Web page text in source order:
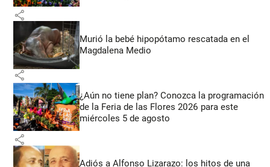
share
Murió la bebé hipopótamo rescatada en el
Magdalena Medio
share
¿Aún no tiene plan? Conozca la programación
de la Feria de las Flores 2026 para este
miércoles 5 de agosto
share
Adiós a Alfonso Lizarazo: los hitos de una